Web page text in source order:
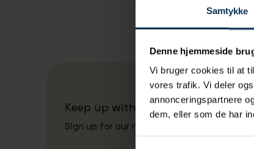
Samtykke
Denne hjemmeside
Vi bruger cookies til at
vores trafik. Vi deler
annonceringspartnere
dem, eller som de har
Keep up with the port's news
Sign up for our newsletter